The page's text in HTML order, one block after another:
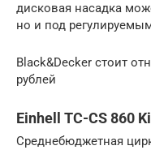
дисковая насадка
но и под
Black&Decker стоит
рублей
Einhell TC-CS 860
Среднебюджетная